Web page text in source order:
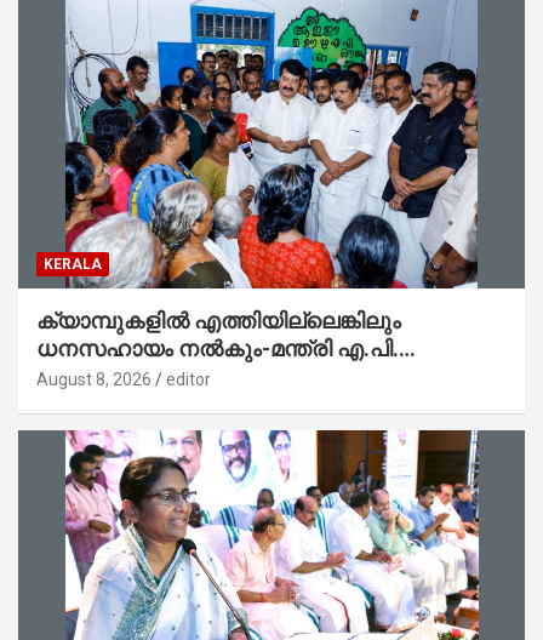
KERALA
ക്യാമ്പുകളിൽ എത്തിയില്ലെങ്കിലും
ധനസഹായം നൽകും-മന്ത്രി എ.പി.
അനിൽകുമാർ
August 8, 2026 editor